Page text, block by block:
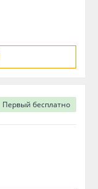
Первый бесплатно